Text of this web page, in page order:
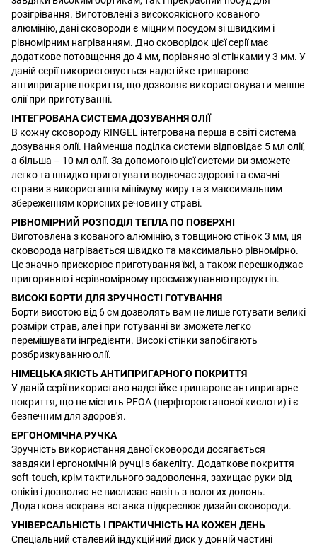
розігрівання. Виготовлені з високоякісного кованого
алюмінію, дані сковороди є міцним посудом зі швидким і
рівномірним нагріванням. Дно сковорідок цієї серії має
додаткове потовщення до 4 мм, порівняно зі стінками у 3 мм. У
даній серії використовується надстійке тришарове
антипригарне покриття, що дозволяє використовувати менше
олії при приготуванні.
ІНТЕГРОВАНА СИСТЕМА ДОЗУВАННЯ ОЛІЇ
В кожну сковороду RINGEL інтегрована перша в світі система
дозування олії. Найменша поділка системи відповідає 5 мл олії,
а більша – 10 мл олії. За допомогою цієї системи ви зможете
легко та швидко приготувати водночас здорові та смачні
страви з використання мінімуму жиру та з максимальним
збереженням корисних речовин у страві.
РІВНОМІРНИЙ РОЗПОДІЛ ТЕПЛА ПО ПОВЕРХНІ
Виготовлена з кованого алюмінію, з товщиною стінок 3 мм, ця
сковорода нагрівається швидко та максимально рівномірно.
Це значно прискорює приготування їжі, а також перешкоджає
пригорянню і нерівномірному просмажуванню продуктів.
ВИСОКІ БОРТИ ДЛЯ ЗРУЧНОСТІ ГОТУВАННЯ
Борти висотою від 6 см дозволять вам не лише готувати великі
розміри страв, але і при готуванні ви зможете легко
перемішувати інгредієнти. Високі стінки запобігають
розбризкуванню олії.
НІМЕЦЬКА ЯКІСТЬ АНТИПРИГАРНОГО ПОКРИТТЯ
У даній серії використано надстійке тришарове антипригарне
покриття, що не містить PFOA (перфтороктанової кислоти) і є
безпечним для здоров'я.
ЕРГОНОМІЧНА РУЧКА
Зручність використання даної сковороди досягається
завдяки і ергономічній ручці з бакеліту. Додаткове покриття
soft-touch, крім тактильного задоволення, захищає руки від
опіків і дозволяє не вислизає навіть з вологих долонь.
Додаткова яскрава вставка підкреслює дизайн сковороди.
УНІВЕРСАЛЬНІСТЬ І ПРАКТИЧНІСТЬ НА КОЖЕН ДЕНЬ
Спеціальний сталевий індукційний диск у донній частині